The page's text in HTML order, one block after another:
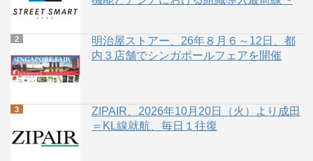
明治屋ストアー、26年８月６～12日、都
内３店舗でシンガポールフェアを開催
ZIPAIR、2026年10月20日（火）より成田
＝KL線就航、毎日１往復